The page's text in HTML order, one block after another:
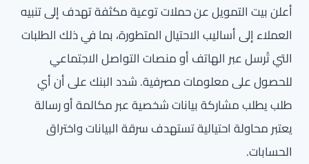
أعلن بيت التمويل عن حملات توعية مكثفة تهدف إلى تنبيه
العملاء إلى أساليب الاحتيال المتطورة، بما في ذلك الطلبات
التي تُرسل عبر الهاتف أو منصات التواصل الاجتماعي
للحصول على معلومات مصرفية. شدد البنك على أن أي
طلب يطلب مشاركة بيانات شخصية عبر مكالمة أو رسالة
يعتبر محاولة احتيالية تستهدف سرقة البيانات واختراق
الحسابات.